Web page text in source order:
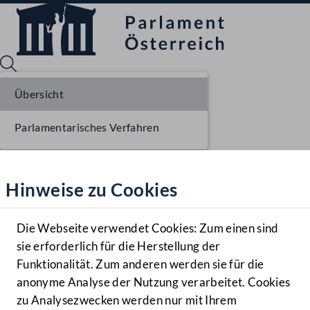
Hilfe
Benutzer
Navigationsmenü öffnen
MENÜ
Hinweise zu Cookies
Die Webseite verwendet Cookies: Zum einen sind
sie erforderlich für die Herstellung der
Funktionalität. Zum anderen werden sie für die
anonyme Analyse der Nutzung verarbeitet. Cookies
zu Analysezwecken werden nur mit Ihrem
Übersicht
Parlamentarisches Verfahren